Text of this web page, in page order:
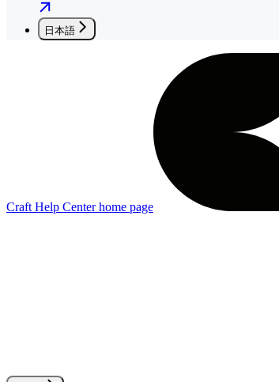
日本語
Craft Help Centerhome page